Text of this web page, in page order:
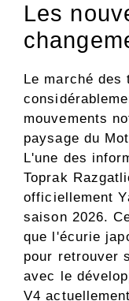
Les
Le marché
mouvements
paysage du
L'une des
Toprak
officiellement
saison 2026.
que l'écurie
pour retrouver
avec le
V4